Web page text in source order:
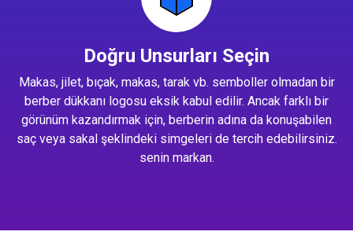
Doğru Unsurları Seçin
Makas, jilet, bıçak, makas, tarak vb. semboller olmadan bir
berber dükkanı logosu eksik kabul edilir. Ancak farklı bir
görünüm kazandırmak için, berberin adına da konuşabilen
saç veya sakal şeklindeki simgeleri de tercih edebilirsiniz.
senin markan.